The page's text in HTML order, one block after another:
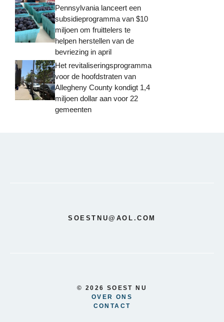
Pennsylvania lanceert een
subsidieprogramma van $10
miljoen om fruittelers te
helpen herstellen van de
bevriezing in april
Het revitaliseringsprogramma
voor de hoofdstraten van
Allegheny County kondigt 1,4
miljoen dollar aan voor 22
gemeenten
SOESTNU@AOL.COM
© 2026 SOEST NU
OVER ONS
CONTACT